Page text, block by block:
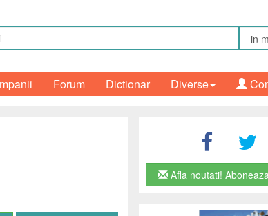
Forum Dictionar Diverse
Afla noutati!